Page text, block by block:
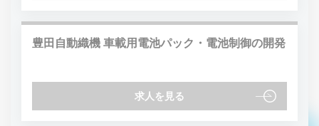
豊田自動織機 車載用電池パック・電池制御の開発
求人を見る